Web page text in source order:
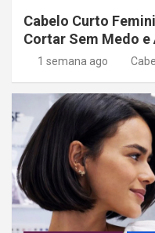
Cabelo Curto
Cortar Sem Medo
1 semana ago